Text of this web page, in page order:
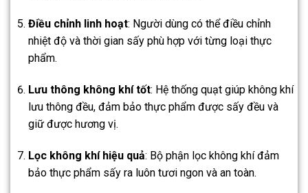
Điều chỉnh linh hoạt: Người dùng có thể điều chỉnh
nhiệt độ và thời gian sấy phù hợp với từng loại thực
phẩm.
Lưu thông không khí tốt: Hệ thống quạt giúp không khí
lưu thông đều, đảm bảo thực phẩm được sấy đều và
giữ được hương vị.
Lọc không khí hiệu quả: Bộ phận lọc không khí đảm
bảo thực phẩm sấy ra luôn tươi ngon và an toàn.